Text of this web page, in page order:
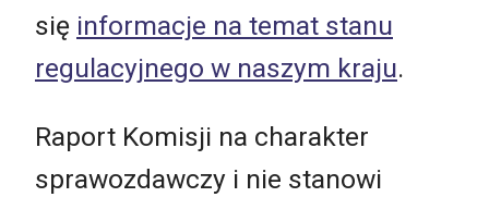
się informacje na temat stanu
regulacyjnego w naszym kraju.
Raport Komisji na charakter
sprawozdawczy i nie stanowi